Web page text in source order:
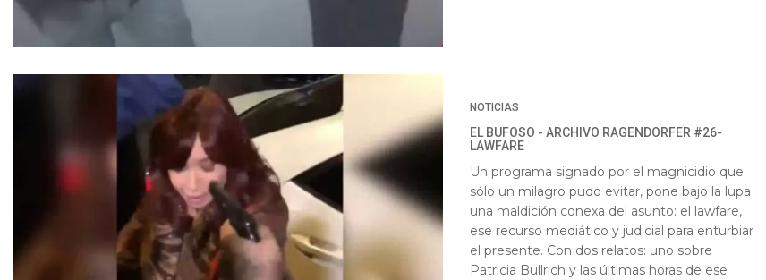
NOTICIAS
EL BUFOSO - ARCHIVO RAGENDORFER #26-
LAWFARE
Un programa signado por el magnicidio que
sólo un milagro pudo evitar, pone bajo la lupa
una maldición conexa del asunto: el lawfare,
ese recurso mediático y judicial para enturbiar
el presente. Con dos relatos: uno sobre
Patricia Bullrich y las últimas horas de ese